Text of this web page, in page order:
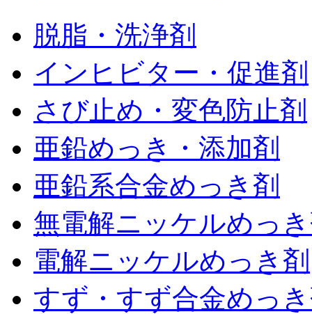
脱脂・洗浄剤
インヒビター・促進剤
さび止め・変色防止剤
亜鉛めっき・添加剤
亜鉛系合金めっき剤
無電解ニッケルめっ
電解ニッケルめっき剤
すず・すず合金めっ